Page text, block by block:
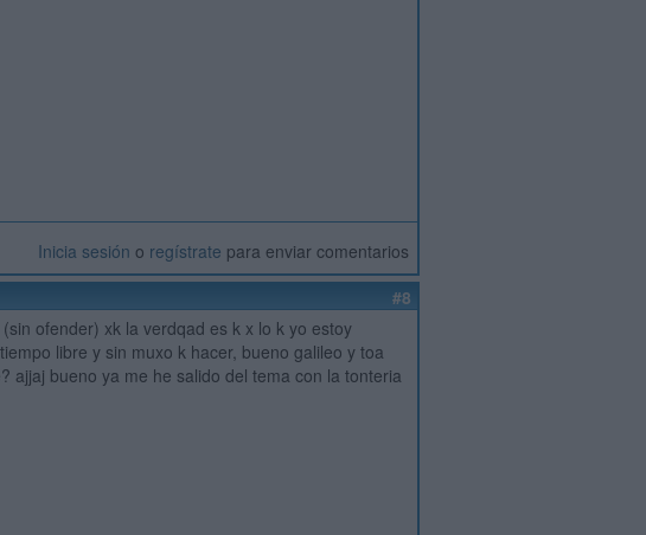
Inicia sesión o regístrate para enviar comentarios
#8
ofender) xk la verdqad es k x lo k yo estoy
libre y sin muxo k hacer, bueno galileo y toa
ajjaj bueno ya me he salido del tema con la tonteria